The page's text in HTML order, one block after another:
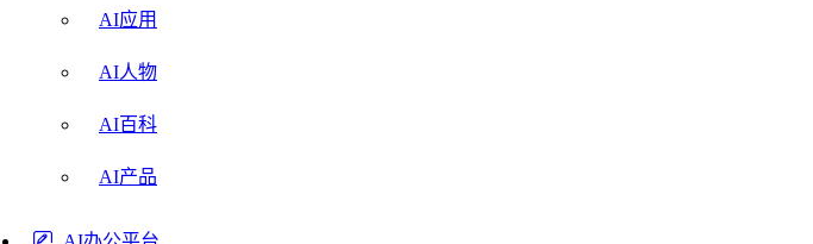
AI应用
AI人物
AI百科
AI产品